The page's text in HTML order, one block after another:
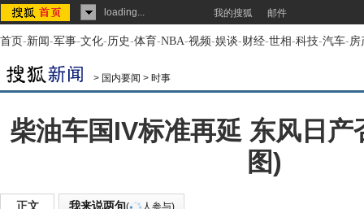
loading... 我的搜狐 邮件
首页-新闻-军事-文化-历史-体育-NBA-视频-娱谈-财经-世相-科技-汽车-房
> 国内要闻 > 时事
柴油车国IV标准再延 东风日产
图)
正文 我来说两句( 人参与)